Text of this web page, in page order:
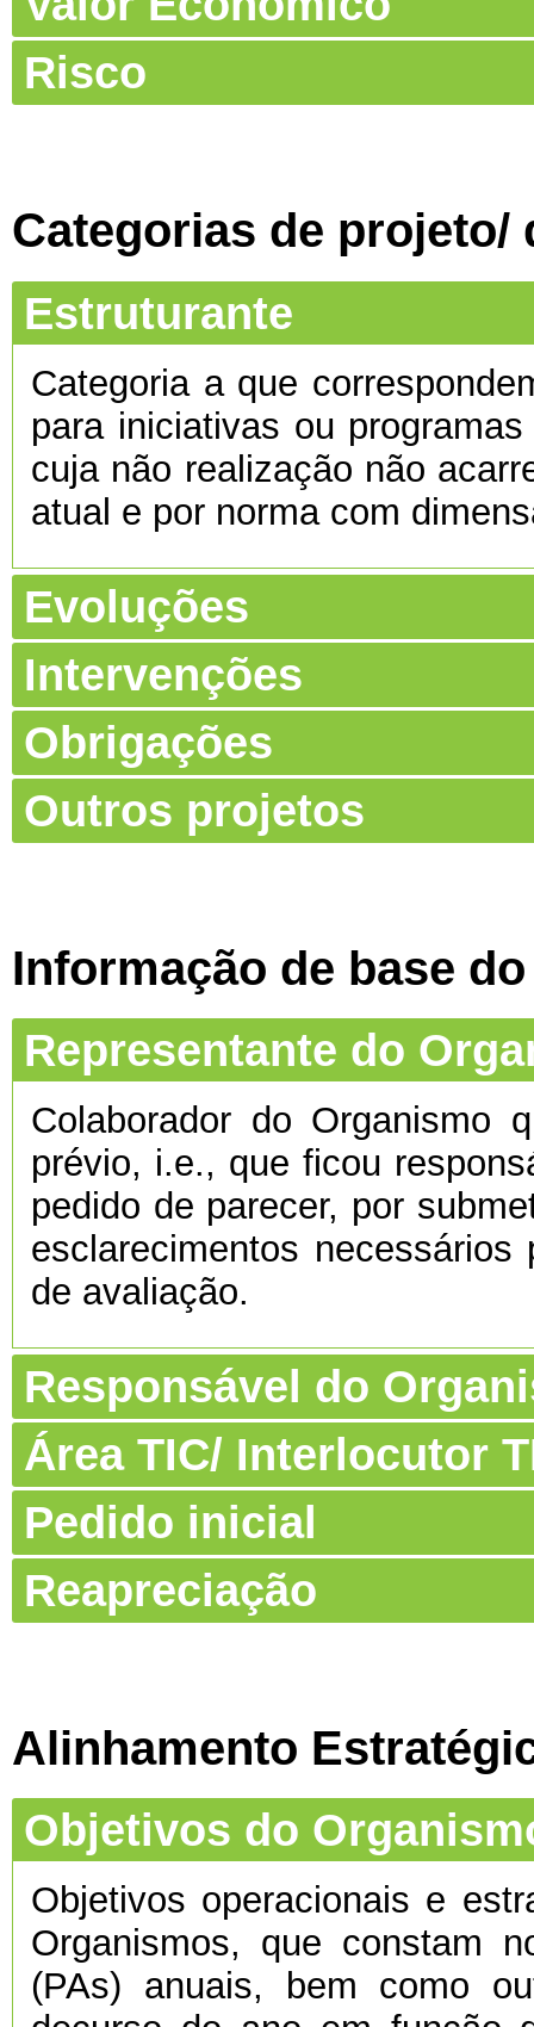
Risco
Categorias de projeto/
Estruturante
Categoria a que
para iniciativas ou
cuja não realização não
atual e por norma com
Evoluções
Intervenções
Obrigações
Outros projetos
Informação de base
Representante do
Colaborador do Organismo
prévio, i.e., que ficou
pedido de parecer, por
esclarecimentos
de avaliação.
Responsável do
Área TIC/ Interlocutor
Pedido inicial
Reapreciação
Alinhamento
Objetivos do
Objetivos operacionais e
Organismos, que constam
(PAs) anuais, bem como